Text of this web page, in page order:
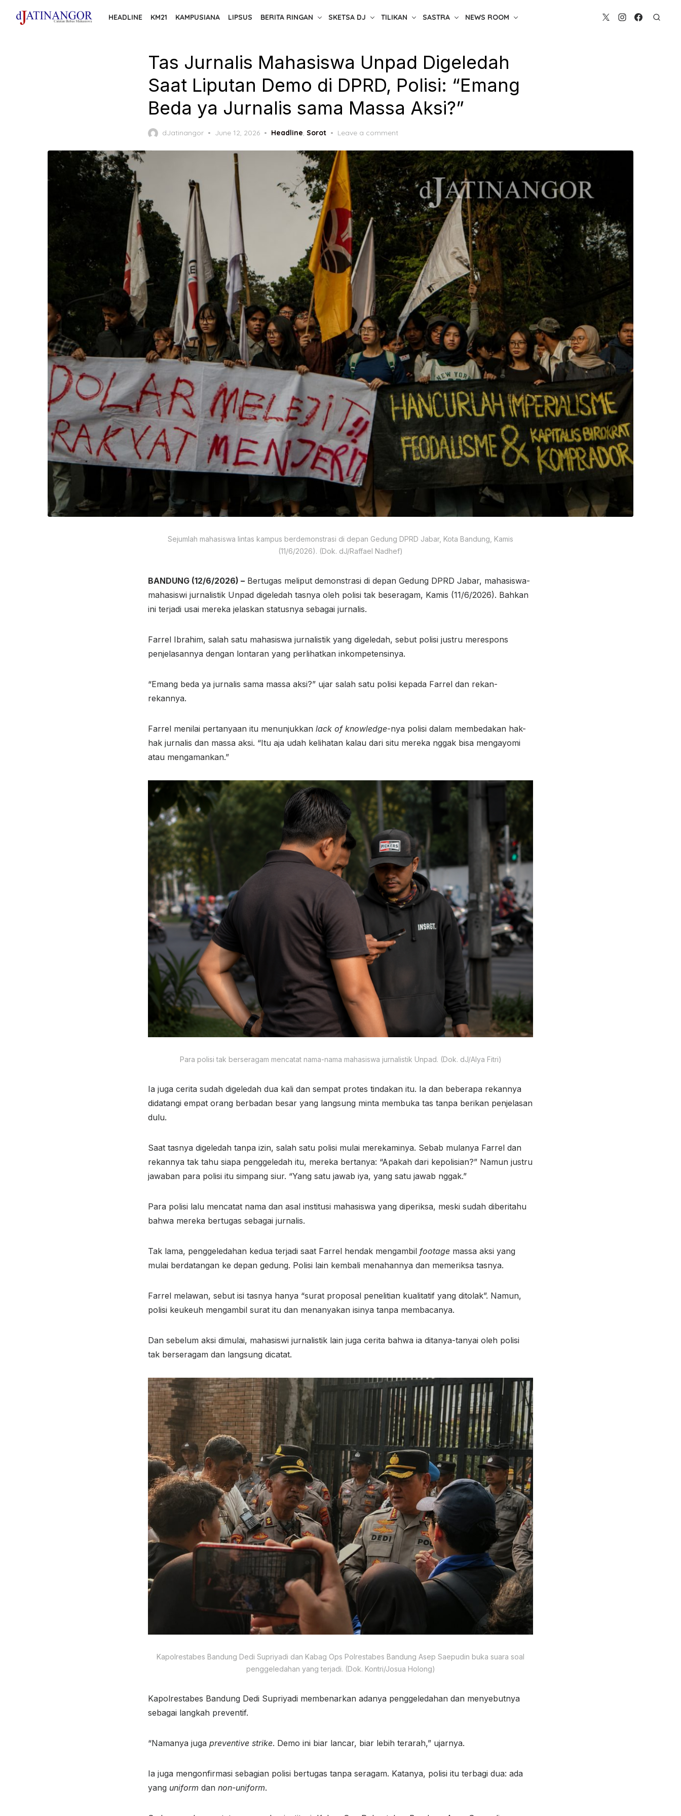
HEADLINE KM21 KAMPUSIANA LIPSUS BERITA RINGAN SKETSA DJ TILIKAN SASTRA NEWS ROOM
Tas Jurnalis Mahasiswa Unpad Digeledah
Saat Liputan Demo di DPRD, Polisi: “Emang
Beda ya Jurnalis sama Massa Aksi?”
dJatinangor
Posted
June 12, 2026 Headline, Sorot Leave a comment
Sejumlah mahasiswa lintas kampus berdemonstrasi di depan Gedung DPRD Jabar, Kota Bandung, Kamis
(11/6/2026). (Dok. dJ/Raffael Nadhef)
BANDUNG (12/6/2026) – Bertugas meliput demonstrasi di depan Gedung DPRD Jabar, mahasiswa-
mahasiswi jurnalistik Unpad digeledah tasnya oleh polisi tak beseragam, Kamis (11/6/2026). Bahkan
ini terjadi usai mereka jelaskan statusnya sebagai jurnalis.
Farrel Ibrahim, salah satu mahasiswa jurnalistik yang digeledah, sebut polisi justru merespons
penjelasannya dengan lontaran yang perlihatkan inkompetensinya.
“Emang beda ya jurnalis sama massa aksi?” ujar salah satu polisi kepada Farrel dan rekan-
rekannya.
Farrel menilai pertanyaan itu menunjukkan lack of knowledge-nya polisi dalam membedakan hak-
hak jurnalis dan massa aksi. “Itu aja udah kelihatan kalau dari situ mereka nggak bisa mengayomi
atau mengamankan.”
Para polisi tak berseragam mencatat nama-nama mahasiswa jurnalistik Unpad. (Dok. dJ/Alya Fitri)
Ia juga cerita sudah digeledah dua kali dan sempat protes tindakan itu. Ia dan beberapa rekannya
didatangi empat orang berbadan besar yang langsung minta membuka tas tanpa berikan penjelasan
dulu.
Saat tasnya digeledah tanpa izin, salah satu polisi mulai merekaminya. Sebab mulanya Farrel dan
rekannya tak tahu siapa penggeledah itu, mereka bertanya: “Apakah dari kepolisian?” Namun justru
jawaban para polisi itu simpang siur. “Yang satu jawab iya, yang satu jawab nggak.”
Para polisi lalu mencatat nama dan asal institusi mahasiswa yang diperiksa, meski sudah diberitahu
bahwa mereka bertugas sebagai jurnalis.
Tak lama, penggeledahan kedua terjadi saat Farrel hendak mengambil footage massa aksi yang
mulai berdatangan ke depan gedung. Polisi lain kembali menahannya dan memeriksa tasnya.
Farrel melawan, sebut isi tasnya hanya “surat proposal penelitian kualitatif yang ditolak”. Namun,
polisi keukeuh mengambil surat itu dan menanyakan isinya tanpa membacanya.
Dan sebelum aksi dimulai, mahasiswi jurnalistik lain juga cerita bahwa ia ditanya-tanyai oleh polisi
tak berseragam dan langsung dicatat.
Kapolrestabes Bandung Dedi Supriyadi dan Kabag Ops Polrestabes Bandung Asep Saepudin buka suara soal
penggeledahan yang terjadi. (Dok. Kontri/Josua Holong)
Kapolrestabes Bandung Dedi Supriyadi membenarkan adanya penggeledahan dan menyebutnya
sebagai langkah preventif.
“Namanya juga preventive strike. Demo ini biar lancar, biar lebih terarah,” ujarnya.
Ia juga mengonfirmasi sebagian polisi bertugas tanpa seragam. Katanya, polisi itu terbagi dua: ada
yang uniform dan non-uniform.